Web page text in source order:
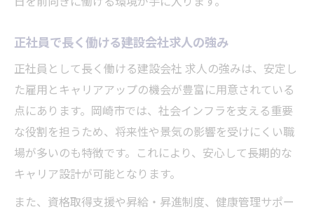
正社員で長く働ける建設会社求人の強み
正社員として長く働ける建設会社 求人の強みは、安定し
た雇用とキャリアアップの機会が豊富に用意されている
点にあります。岡崎市では、社会インフラを支える重要
な役割を担うため、将来性や景気の影響を受けにくい職
場が多いのも特徴です。これにより、安心して長期的な
キャリア設計が可能となります。
また、資格取得支援や昇給・昇進制度、健康管理サポー